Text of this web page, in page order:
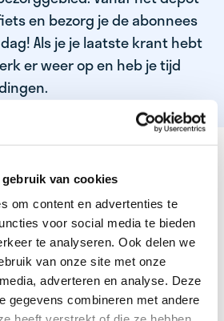
van cookies
om content en advertenties te
voor social media te bieden
te analyseren. Ook delen we
van onze site met onze
adverteren en analyse. Deze
gegevens combineren met andere
en bezorg je de abonnees
Als je je laatste krant hebt
er weer op en heb je tijd
HEEFT ONZE TOP
en zelfstandig
bewegen in de frisse lucht
fijn werk dat lekker bijverdient!
bezorgen van het laatste nieuws